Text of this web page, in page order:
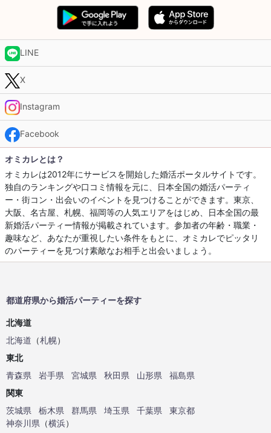
LINE
X
Instagram
Facebook
オミカレとは？
オミカレは2012年にサービスを開始した婚活ポータルサイトです。
独自のランキングや口コミ情報を元に、日本全国の婚活パーティ
ー・街コン・出会いのイベントを見つけることができます。東京、
大阪、名古屋、札幌、福岡等の人気エリアをはじめ、日本全国の最
新婚活パーティー情報が掲載されています。参加者の年齢・職業・
趣味など、あなたが重視したい条件をもとに、オミカレでピッタリ
のパーティーを見つけ素敵なお相手と出会いましょう。
都道府県から婚活パーティーを探す
北海道
北海道 （札幌）
東北
青森県
岩手県 宮城県 秋田県 山形県
福島県
関東
茨城県
栃木県 群馬県 埼玉県 千葉県
東京都
神奈川県 （横浜）